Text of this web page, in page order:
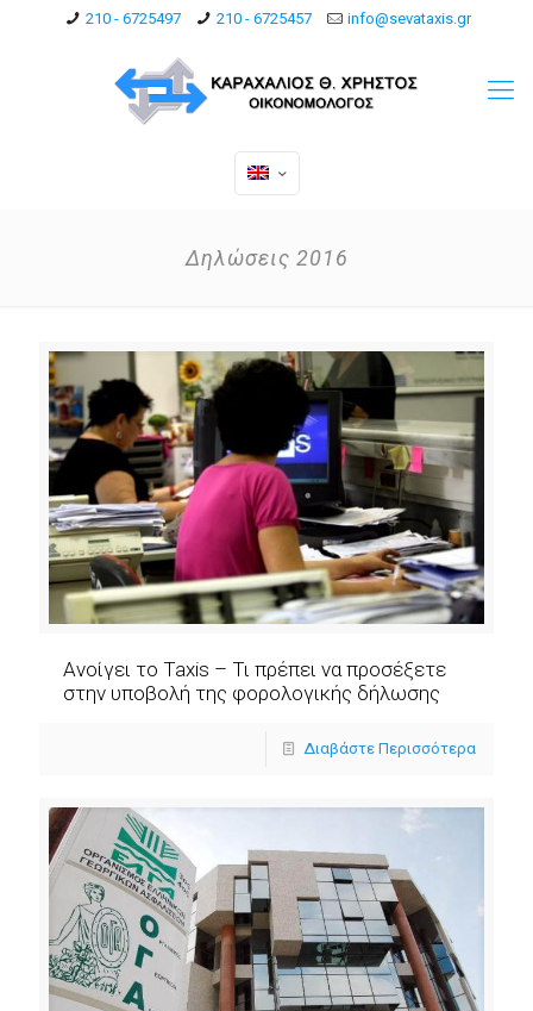
210 - 6725497 210 - 6725457 info@sevataxis.gr
Δηλώσεις 2016
Ανοίγει το Taxis – Τι πρέπει να προσέξετε
στην υποβολή της φορολογικής δήλωσης
Διαβάστε Περισσότερα